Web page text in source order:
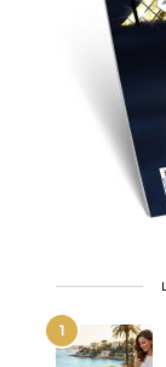
1